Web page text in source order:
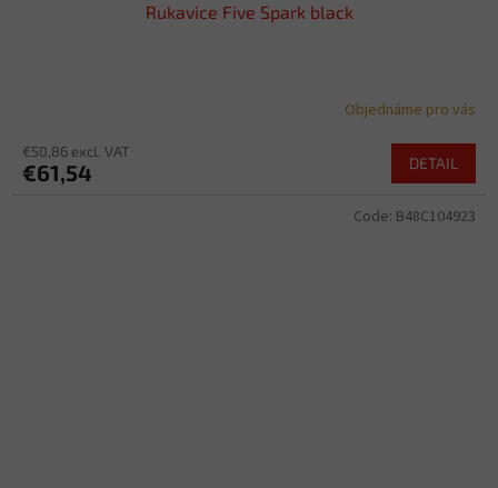
Rukavice Five Spark black
Objednáme pro vás
€50,86 excl. VAT
€61,54 DETAIL
Code: B48C104923